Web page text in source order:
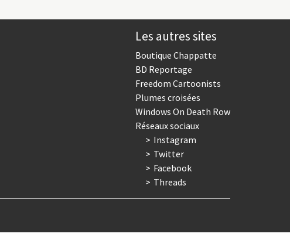
Les autres sites
Boutique Chappatte
BD Reportage
Freedom Cartoonists
Plumes croisées
Windows On Death Row
Réseaux sociaux
Instagram
Twitter
Facebook
Threads